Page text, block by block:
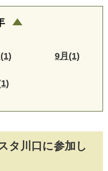
タ川口に参加し
9月(1)